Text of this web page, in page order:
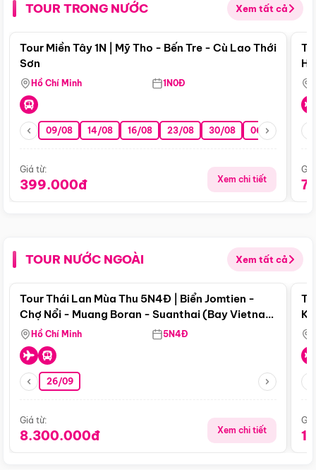
TOUR TRONG NƯỚC Xem tất cả
Điểm nổi bật
Tour Miền Tây 1N | Mỹ Tho - Bến Tre - Cù Lao Thới
Sơn
Hồ Chí Minh 1N0Đ
09/08 14/08 16/08 23/08 30/08 06/09 13/09
Giá từ:
399.000đ Xem chi tiết
TOUR NƯỚC NGOÀI Xem tất cả
Điểm nổi bật
Tour Thái Lan Mùa Thu 5N4Đ | Biển Jomtien -
Chợ Nổi - Muang Boran - Suanthai (Bay Vietnam
Airlines)
Hồ Chí Minh 5N4Đ
26/09
Giá từ:
8.300.000đ Xem chi tiết